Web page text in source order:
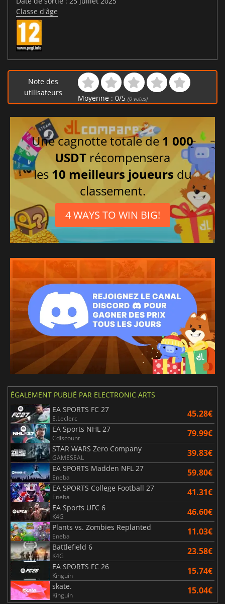
Classe d'âge
Note des
utilisateurs
Moyenne : 0/5 (0votes)
Une cagnotte totale de 1 000
USDT récompensera
les 10 meilleurs joueurs du
classement.
4 WAYS TO WIN BIG!
ÉGALEMENT PUBLIÉ PAR ELECTRONIC ARTS
EA SPORTS FC 27
E.Leclerc 45.28€
EA Sports NHL 27
Cdiscount 79.99€
STAR WARS Zero Company
GAMESEAL 39.83€
EA SPORTS Madden NFL 27
Eneba 59.80€
EA SPORTS College Football 27
Eneba 41.31€
EA Sports UFC 6
K4G 46.60€
Plants vs. Zombies Replanted
Eneba 11.03€
Battlefield 6
K4G 23.58€
EA SPORTS FC 26
Kinguin 15.74€
skate.
Kinguin 15.04€